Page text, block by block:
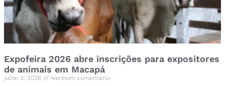
Expofeira 2026 abre inscrições para expositores
de animais em Macapá
julho 3, 2026 Nenhum comentário